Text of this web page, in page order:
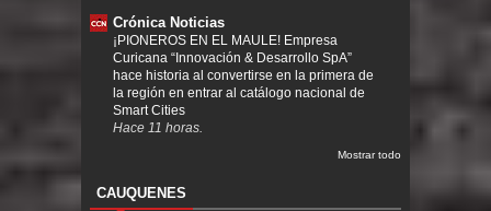
Crónica Noticias
¡PIONEROS EN EL MAULE! Empresa
Curicana “Innovación & Desarrollo SpA”
hace historia al convertirse en la primera de
la región en entrar al catálogo nacional de
Smart Cities
Hace 11 horas.
Mostrar todo
CAUQUENES